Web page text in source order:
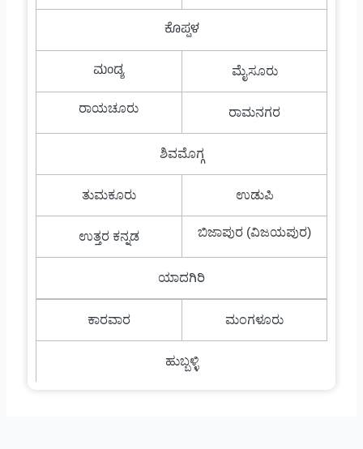
ಕೊಪ್ಪಳ
ಮಂಡ್ಯ
ಮೈಸೂರು
ರಾಯಚೂರು ರಾಮನಗರ
ಶಿವಮೊಗ್ಗ
ತುಮಕೂರು ಉಡುಪಿ
ಉತ್ತರ ಕನ್ನಡ ಬಿಜಾಪುರ (ವಿಜಯಪುರ)
ಯಾದಗಿರಿ
ಕಾರವಾರ ಮಂಗಳೂರು
ಹುಬ್ಬಳ್ಳಿ